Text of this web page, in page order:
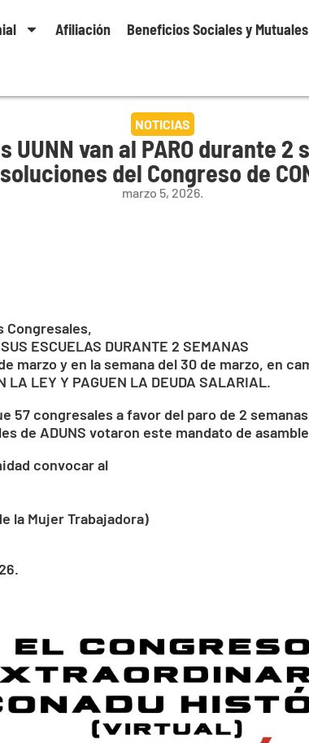
Afiliación Beneficios Sociales y Mutuales
NOTICIAS
UUNN van al PARO durante
del Congreso de
marzo 5, 2026.
Congresales,
ESCUELAS DURANTE 2 SEMANAS
marzo y en la semana del 30 de marzo, en
LA LEY Y PAGUEN LA DEUDA SALARIAL.
57 congresales a favor del paro de 2
de ADUNS votaron este mandato de
convocar al
la Mujer Trabajadora)